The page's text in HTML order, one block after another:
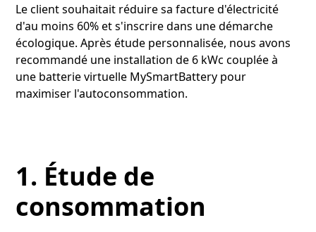
Le client souhaitait réduire sa facture d'électricité
d'au moins 60% et s'inscrire dans une démarche
écologique. Après étude personnalisée, nous avons
recommandé une installation de 6 kWc couplée à
une batterie virtuelle MySmartBattery pour
maximiser l'autoconsommation.
1. Étude de
consommation